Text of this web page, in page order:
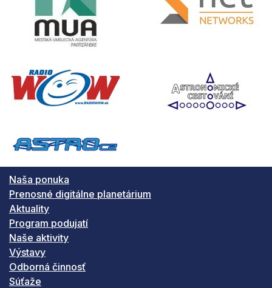
Naša ponuka
Prenosné digitálne planetárium
Aktuality
Program podujatí
Naše aktivity
Výstavy
Odborná činnosť
Súťaže